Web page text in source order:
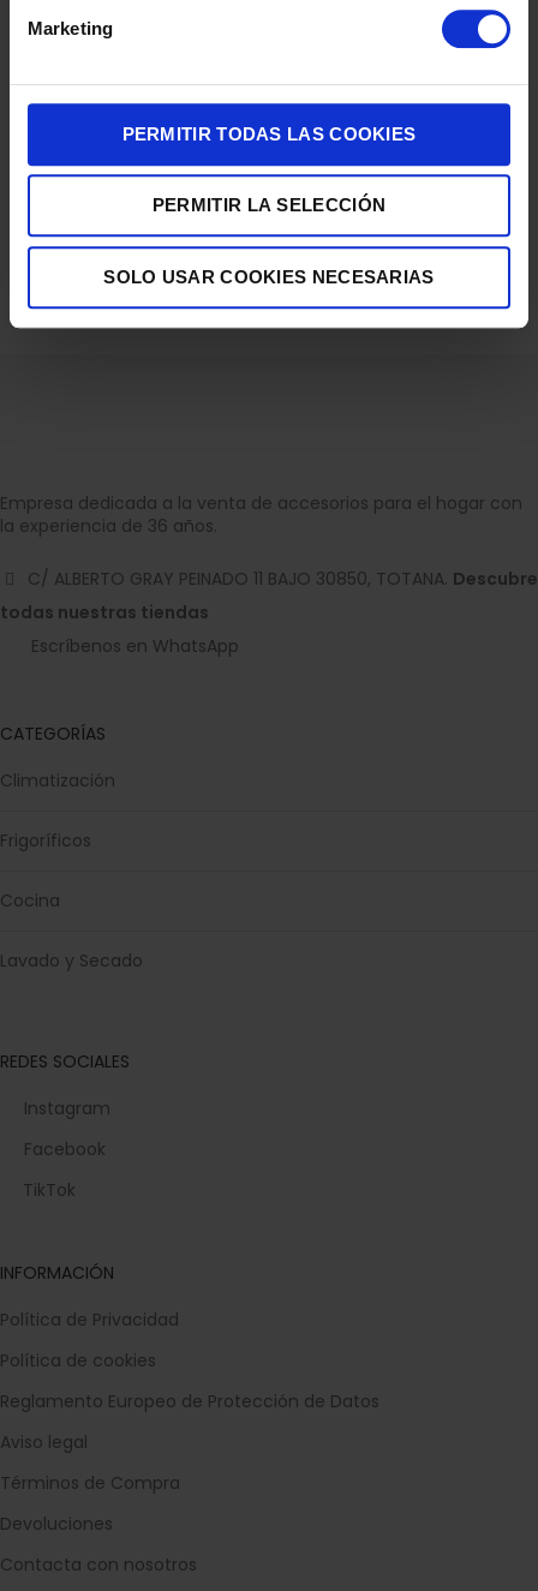
Marketing
PERMITIR TODAS LAS COOKIES
PERMITIR LA SELECCIÓN
SOLO USAR COOKIES NECESARIAS
BATIDORA VARILLA UFESA SATELLITE 1500MAX PULSADOR PIVOTA
62,90€
Empresa dedicada a la venta de accesorios para el hogar con
la experiencia de 36 años.
C/ ALBERTO GRAY PEINADO 11 BAJO 30850, TOTANA. Descubre
todas nuestras tiendas
Escríbenos en WhatsApp
CATEGORÍAS
Climatización
Frigoríficos
Cocina
Lavado y Secado
REDES SOCIALES
Instagram
Facebook
TikTok
INFORMACIÓN
Política de Privacidad
Política de cookies
Reglamento Europeo de Protección de Datos
Aviso legal
Términos de Compra
Devoluciones
Contacta con nosotros